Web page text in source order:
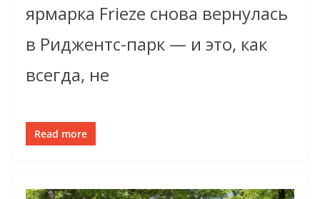
ярмарка Frieze снова вернулась
в Риджентс-парк — и это, как
всегда, не
Read more